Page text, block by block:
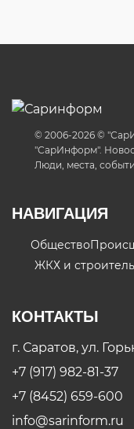
© 2006-2026 ©
"СарИнформ".
Люди, места,
НАВИГАЦИЯ
Общество
ЖКХ и
КОНТАКТЫ
г. Саратов, ул.
+7 (917) 982-81-37
+7 (8452) 659-600
info@sarinform.ru